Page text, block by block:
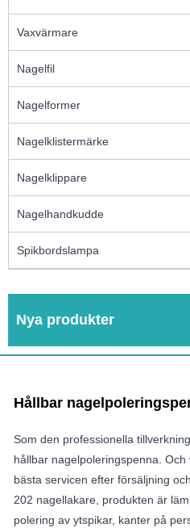
Vaxvärmare
Nagelfil
Nagelformer
Nagelklistermärke
Nagelklippare
Nagelhandkudde
Spikbordslampa
Nya produkter
Hållbar
Som den professionella
hållbar nagelpoleringspenna.
bästa servicen efter försäljning
202 nagellakare, produkten är
polering av ytspikar, kanter på